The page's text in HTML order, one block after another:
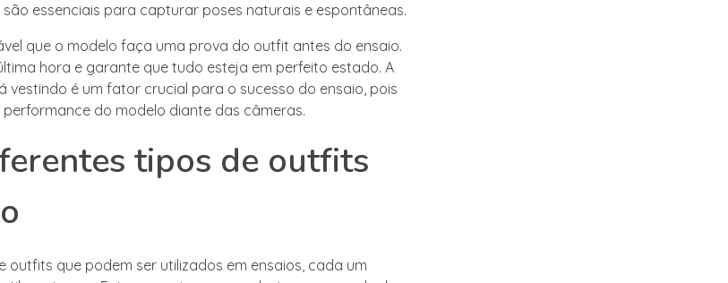
essenciais para capturar poses naturais e espontâneas.
que o modelo faça uma prova do outfit antes do ensaio.
hora e garante que tudo esteja em perfeito estado. A
vestindo é um fator crucial para o sucesso do ensaio, pois
do modelo diante das câmeras.
tipos de outfits
outfits que podem ser utilizados em ensaios, cada um